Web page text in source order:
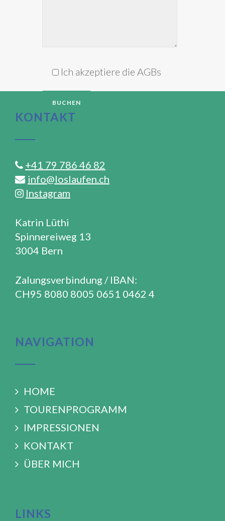
Ich akzeptiere die AGBs
KONTAKT
+41 79 786 46 82
info@loslaufen.ch
Instagram
Katrin Lüthi
Spinnereiweg 13
3004 Bern
Zalungsverbindung / IBAN:
CH95 8080 8005 0651 0462 4
NAVIGATION
HOME
TOURENPROGRAMM
IMPRESSIONEN
KONTAKT
ÜBER MICH
LINKS